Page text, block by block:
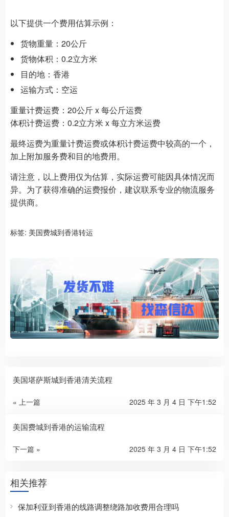
以下提供一个费用估算示例：
货物重量：20公斤
货物体积：0.2立方米
目的地：香港
运输方式：空运
重量计费运费：20公斤 x 每公斤运费
体积计费运费：0.2立方米 x 每立方米运费
最终运费为重量计费运费或体积计费运费中较高的一个，
加上附加服务费和目的地费用。
请注意，以上费用仅为估算，实际运费可能因具体情况而
异。为了获得准确的运费报价，建议联系专业的物流服务
提供商。
标签: 美国费城到香港转运
美国堪萨斯城到香港清关流程
« 上一篇 2025 年 3 月 4 日 下午1:52
美国费城到香港的运输流程
下一篇 » 2025 年 3 月 4 日 下午1:52
相关推荐
保加利亚到香港的线路调整绕路加收费用合理吗